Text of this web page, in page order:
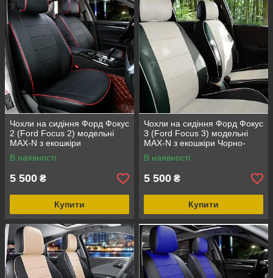
Чохли на сидіння Форд Фокус
2 (Ford Focus 2) модельні
MAX-N з екошкіри
В наявності
5 500 ₴
Купити
Чохли на сидіння Форд Фокус
3 (Ford Focus 3) модельні
MAX-N з екошкіри Чорно-
білий
В наявності
5 500 ₴
Купити